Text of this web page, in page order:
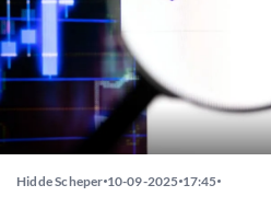
Hidde Scheper 10-09-2025 17:45